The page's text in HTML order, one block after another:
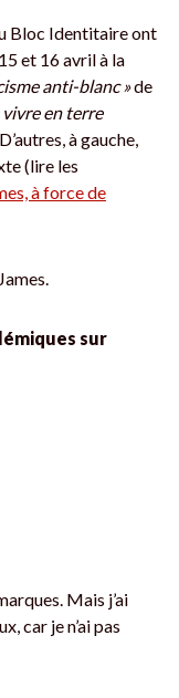
Bloc Identitaire ont
et 16 avril à la
anti-blanc »de
vivre en terre
à gauche,
(lire les
à force de
sur
Mais j’ai
car je n’ai pas